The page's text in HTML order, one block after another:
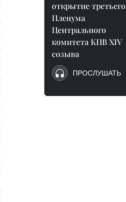
открытие третьего
Пленума
Центрального
комитета КПВ XIV
созыва
ПРОСЛУШАТЬ